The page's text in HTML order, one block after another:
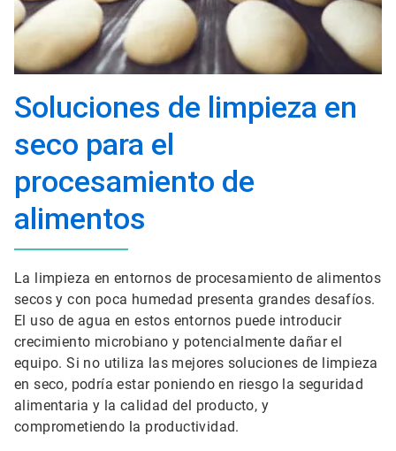
Soluciones de limpieza en
seco para el
procesamiento de
alimentos
La limpieza en entornos de procesamiento de alimentos
secos y con poca humedad presenta grandes desafíos.
El uso de agua en estos entornos puede introducir
crecimiento microbiano y potencialmente dañar el
equipo. Si no utiliza las mejores soluciones de limpieza
en seco, podría estar poniendo en riesgo la seguridad
alimentaria y la calidad del producto, y
comprometiendo la productividad.